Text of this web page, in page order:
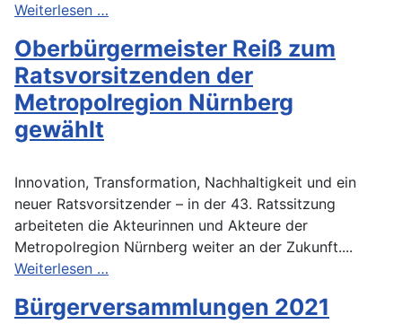
Weiterlesen …
Oberbürgermeister Reiß zum
Ratsvorsitzenden der
Metropolregion Nürnberg
gewählt
Innovation, Transformation, Nachhaltigkeit und ein
neuer Ratsvorsitzender – in der 43. Ratssitzung
arbeiteten die Akteurinnen und Akteure der
Metropolregion Nürnberg weiter an der Zukunft....
Weiterlesen …
Bürgerversammlungen 2021